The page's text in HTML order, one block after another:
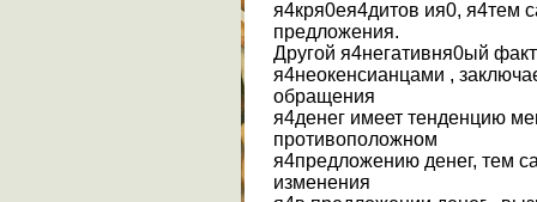
я4кря0ея4дитов ия0, я4тем
предложения.
Другой я4негативня0ый
я4неокенсианцами ,
обращения
я4денег имеет тенденцию
противоположном
я4предложению денег, тем
изменения